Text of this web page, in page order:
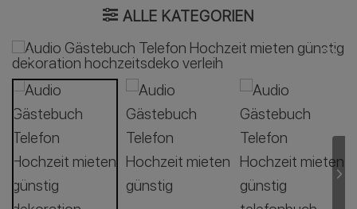
ALLE KATEGORIEN